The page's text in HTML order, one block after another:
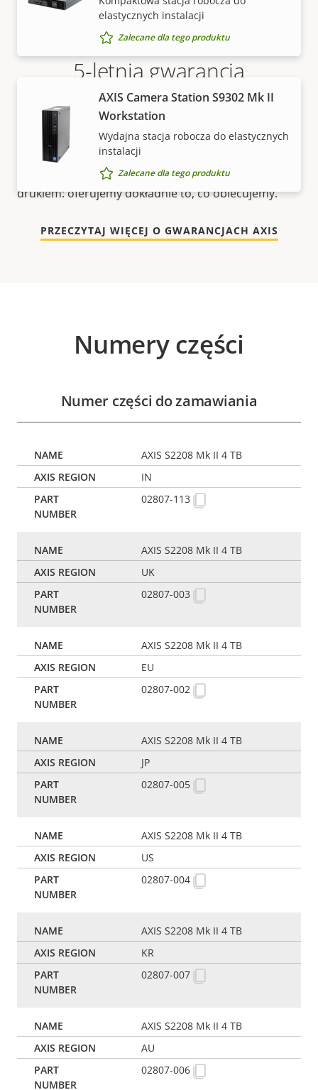
elastycznych instalacji
Zalecane dla tego produktu
AXIS Camera Station S9302 Mk II
Workstation
Wydajna stacja robocza do elastycznych
instalacji
Zalecane dla tego produktu
5-letnia gwarancja
zapewniająca spokój
Nasza nowa 5-letnia gwarancja zapewnia lata
bezproblemowego użytkowania i kontrolę nad
kosztami. Nie ma żadnych zapisów drobnym
drukiem: oferujemy dokładnie to, co obiecujemy.
PRZECZYTAJ WIĘCEJ O GWARANCJACH AXIS
Numery części
Numer części do zamawiania
AXIS S2208 Mk II 4 TB
IN
02807-113
AXIS S2208 Mk II 4 TB
UK
02807-003
AXIS S2208 Mk II 4 TB
EU
02807-002
AXIS S2208 Mk II 4 TB
JP
02807-005
AXIS S2208 Mk II 4 TB
US
02807-004
AXIS S2208 Mk II 4 TB
KR
02807-007
AXIS S2208 Mk II 4 TB
AU
02807-006